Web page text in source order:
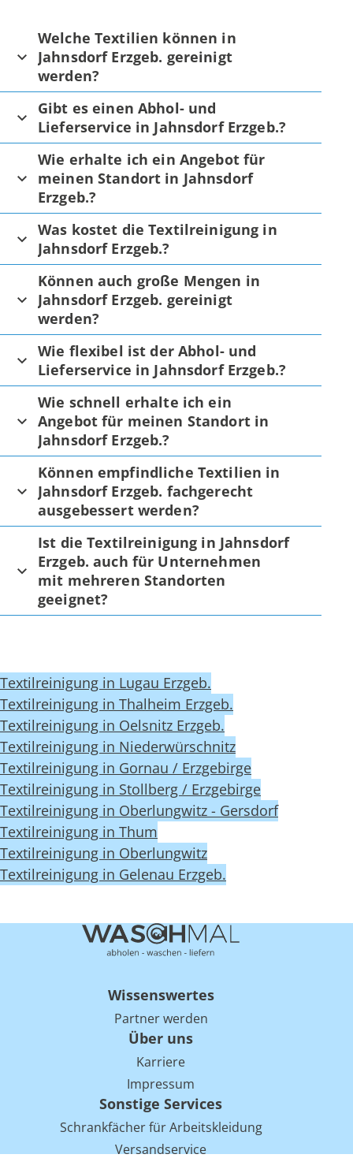
Welche Textilien können in
Jahnsdorf Erzgeb. gereinigt
werden?
Gibt es einen Abhol- und
Lieferservice in Jahnsdorf Erzgeb.?
Wie erhalte ich ein Angebot für
meinen Standort in Jahnsdorf
Erzgeb.?
Was kostet die Textilreinigung in
Jahnsdorf Erzgeb.?
Können auch große Mengen in
Jahnsdorf Erzgeb. gereinigt
werden?
Wie flexibel ist der Abhol- und
Lieferservice in Jahnsdorf Erzgeb.?
Wie schnell erhalte ich ein
Angebot für meinen Standort in
Jahnsdorf Erzgeb.?
Können empfindliche Textilien in
Jahnsdorf Erzgeb. fachgerecht
ausgebessert werden?
Ist die Textilreinigung in Jahnsdorf
Erzgeb. auch für Unternehmen
mit mehreren Standorten
geeignet?
Textilreinigung in Lugau Erzgeb.
Textilreinigung in Thalheim Erzgeb.
Textilreinigung in Oelsnitz Erzgeb.
Textilreinigung in Niederwürschnitz
Textilreinigung in Gornau / Erzgebirge
Textilreinigung in Stollberg / Erzgebirge
Textilreinigung in Oberlungwitz - Gersdorf
Textilreinigung in Thum
Textilreinigung in Oberlungwitz
Textilreinigung in Gelenau Erzgeb.
Wissenswertes
Partner werden
Über uns
Karriere
Impressum
Sonstige Services
Schrankfächer für Arbeitskleidung
Versandservice